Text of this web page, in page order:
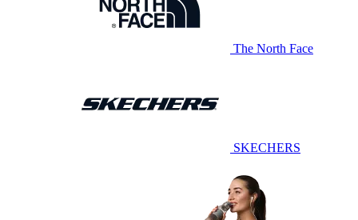
The North Face
SKECHERS